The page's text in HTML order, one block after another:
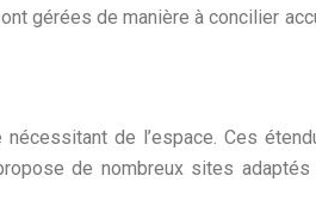
gérées de manière à concilier
de l’espace. Ces
de nombreux sites adaptés